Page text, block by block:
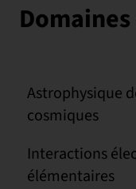
Astrophysique
cosmiques
Interactions
élémentaires